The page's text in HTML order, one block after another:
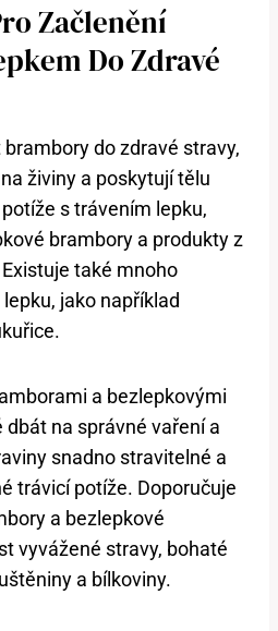
Začlenění
Do Zdravé
do zdravé stravy,
živiny a poskytují tělu
s trávením lepku,
brambory a produkty z
také mnoho
jako například
a bezlepkovými
na správné vaření a
snadno stravitelné a
trávicí potíže. Doporučuje
a bezlepkové
vyvážené stravy, bohaté
a bílkoviny.